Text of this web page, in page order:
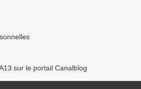
sur le portail Canalblog